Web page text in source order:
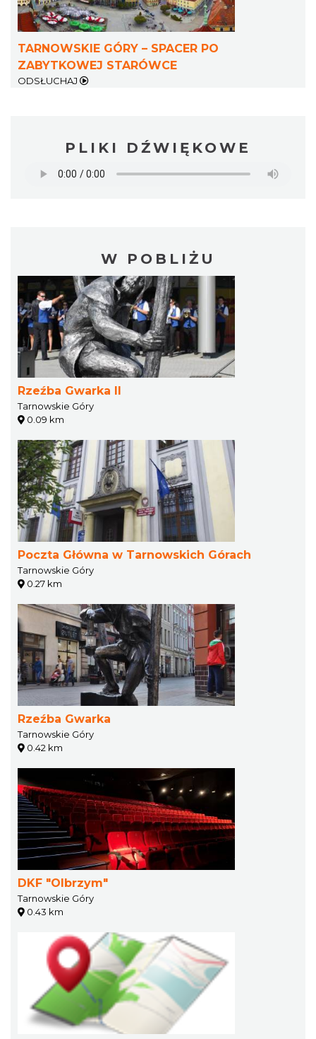
TARNOWSKIE GÓRY – SPACER PO
ZABYTKOWEJ STARÓWCE
ODSŁUCHAJ
PLIKI DŹWIĘKOWE
W POBLIŻU
Rzeźba Gwarka II
Tarnowskie Góry
0.09 km
Poczta Główna w Tarnowskich Górach
Tarnowskie Góry
0.27 km
Rzeźba Gwarka
Tarnowskie Góry
0.42 km
DKF "Olbrzym"
Tarnowskie Góry
0.43 km